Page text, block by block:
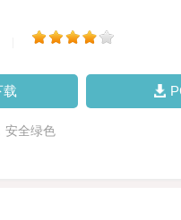
载
安全绿色